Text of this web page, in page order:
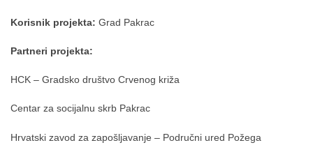
Korisnik projekta: Grad Pakrac
Partneri projekta:
HCK – Gradsko društvo Crvenog križa
Centar za socijalnu skrb Pakrac
Hrvatski zavod za zapošljavanje – Područni ured Požega